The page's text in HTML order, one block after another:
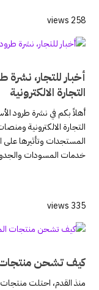
258 views
أخبار للتجار،
التجارة الالكترونية
أهلاً بكم في نشرة طرود
التجارة الالكترونية
المستجدات وتأثيرها على
خدمات المسودات
335 views
كيف تشحن منتجات
منذ القدم، احتلت